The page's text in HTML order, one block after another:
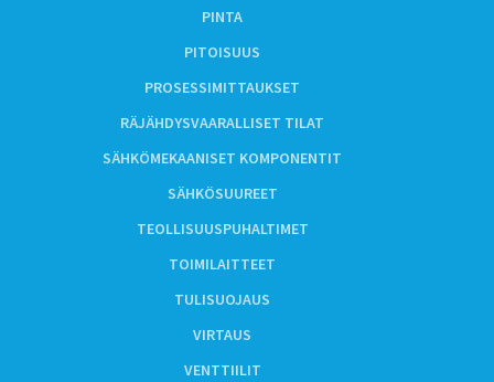
PINTA
PITOISUUS
PROSESSIMITTAUKSET
RÄJÄHDYSVAARALLISET TILAT
SÄHKÖMEKAANISET KOMPONENTIT
SÄHKÖSUUREET
TEOLLISUUSPUHALTIMET
TOIMILAITTEET
TULISUOJAUS
VIRTAUS
VENTTIILIT